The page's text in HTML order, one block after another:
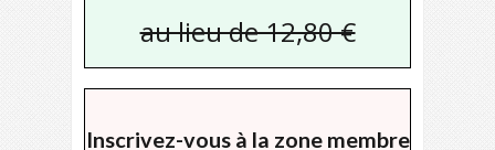
au lieu de 12,80 €
Inscrivez-vous à la zone membre